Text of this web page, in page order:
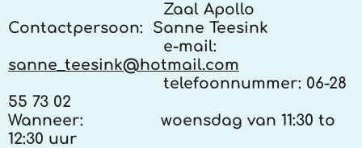
Zaal Apollo
Contactpersoon:
Sanne Teesink
e-mail:
sanne_teesink@hotmail.com
telefoonnummer: 06-28
55 73 02
Wanneer:
woensdag van 11:30 to
12:30 uur